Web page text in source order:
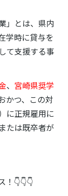
」とは、県内
学時に貸与を
て支援する事
、 宮崎県奨学
かつ、この対
に正規雇用に
たは既卒者が
！👇👇👇